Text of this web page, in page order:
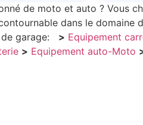
de moto et auto ? Vous
dans le domaine
de garage: > Equipement
> Equipement auto-Moto